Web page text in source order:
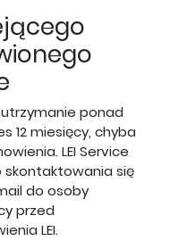
ponad
12 miesięcy, chyba
LEI Service
się
do osoby
przed
LEI.